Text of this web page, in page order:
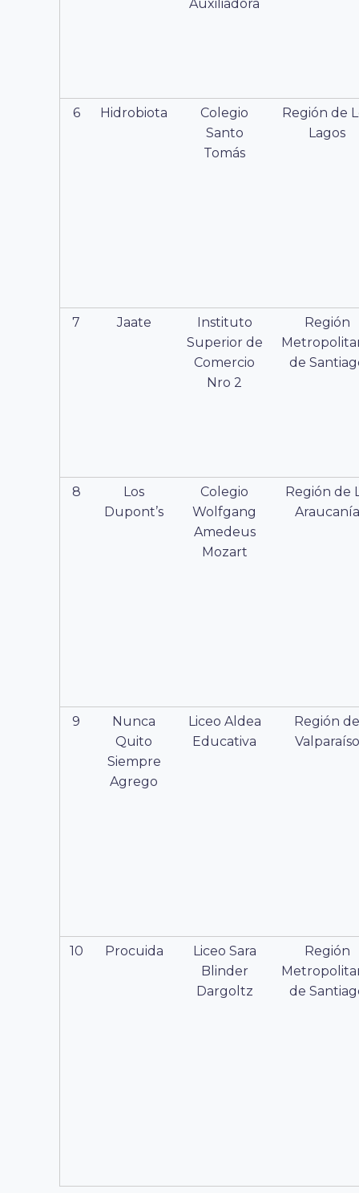
Auxiliadora
6 Hidrobiota
Colegio
Santo
Tomás
Región de
Lagos
7 Jaate
Instituto
Superior de
Comercio
Nro 2
Región
de
8
Los
Dupont’s
Colegio
Wolfgang
Amedeus
Mozart
Región de
Araucanía
9
Nunca
Quito
Siempre
Agrego
Liceo Aldea
Educativa
Región de
Valparaíso
10 Procuida
Liceo Sara
Blinder
Dargoltz
Región
de